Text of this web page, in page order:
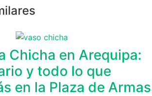
Chicha en Arequipa:
y todo lo que
en la Plaza de Armas